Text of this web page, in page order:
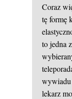
Coraz
tę formę
to jedna
wywiadu
lekarz